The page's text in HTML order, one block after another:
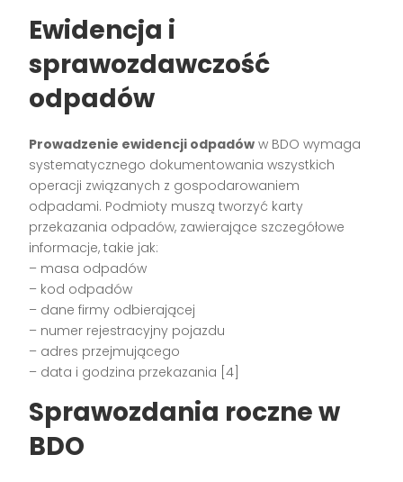
Ewidencja i
sprawozdawczość
odpadów
Prowadzenie ewidencji odpadów w BDO wymaga
systematycznego dokumentowania wszystkich
operacji związanych z gospodarowaniem
odpadami. Podmioty muszą tworzyć karty
przekazania odpadów, zawierające szczegółowe
informacje, takie jak:
– masa odpadów
– kod odpadów
– dane firmy odbierającej
– numer rejestracyjny pojazdu
– adres przejmującego
– data i godzina przekazania [4]
Sprawozdania roczne w
BDO